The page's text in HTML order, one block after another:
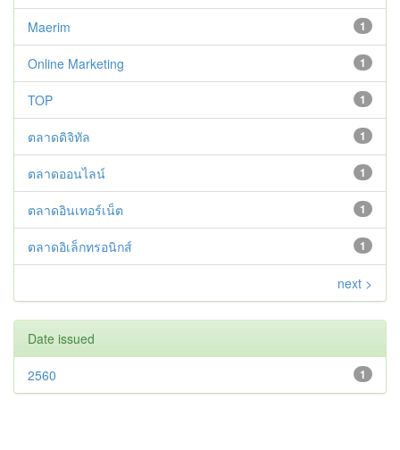
1
Maerim
1
Online Marketing
1
TOP
1
ตลาดดิจิทัล
1
ตลาดออนไลน์
1
ตลาดอินเทอร์เน็ต
1
ตลาดอิเล็กทรอนิกส์
next >
Date issued
1
2560